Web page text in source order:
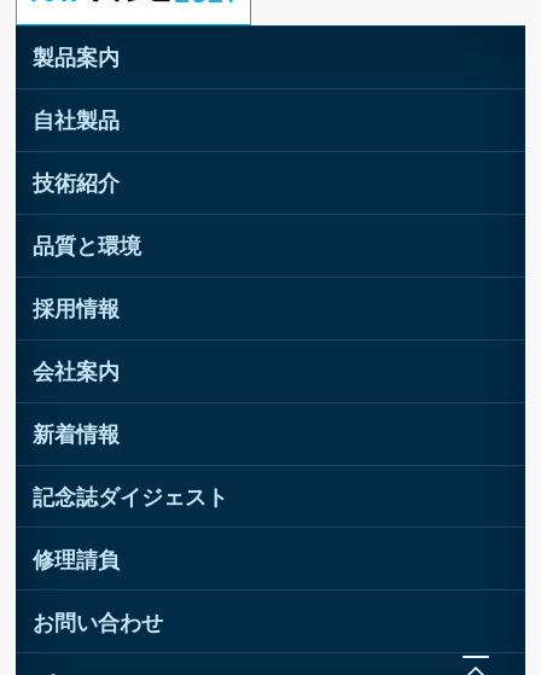
製品案内
自社製品
技術紹介
品質と環境
採用情報
会社案内
新着情報
記念誌ダイジェスト
修理請負
お問い合わせ